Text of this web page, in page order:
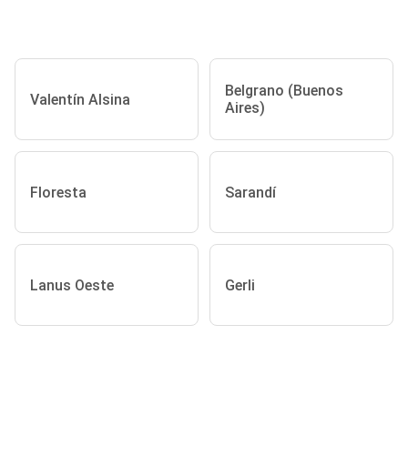
Valentín Alsina
Belgrano (Buenos
Aires)
Floresta Sarandí
Lanus Oeste Gerli